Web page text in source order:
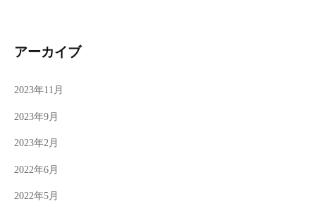
アーカイブ
2023年11月
2023年9月
2023年2月
2022年6月
2022年5月